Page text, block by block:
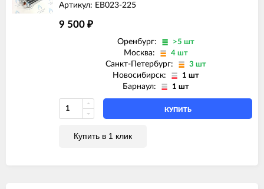
Артикул: EB023-225
9 500 ₽
Оренбург: >5 шт
Москва: 4 шт
Санкт-Петербург: 3 шт
Новосибирск: 1 шт
Барнаул: 1 шт
КУПИТЬ
Купить в 1 клик